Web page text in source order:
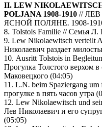
II. LEW
POLJANA 1908-1910 //
ЯСНОЙ ПОЛЯНЕ. 1908-1910
8. Tolstois Familie // Семья Л.
9. Lew Nikolaewitsch verteilt
Николаевич раздает
10. Ausritt Tolstois in
Прогулка Толстого верхом
Маковецкого (04:05)
11. L.N. beim Spaziergang
прогулке в пять часов утра
12. Lew Nikolaewitsch und
Лев Николаевич и его
(05:05)